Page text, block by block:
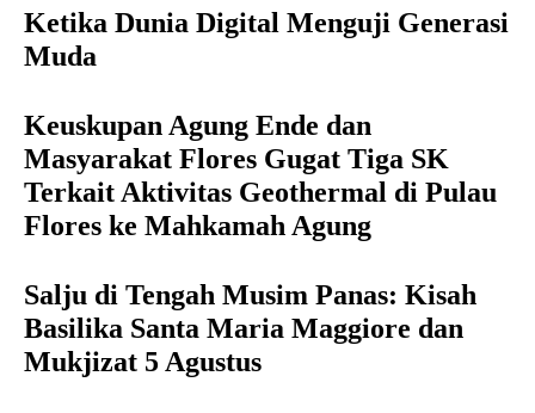
Ketika Dunia Digital Menguji Generasi
Muda
Keuskupan Agung Ende dan
Masyarakat Flores Gugat Tiga SK
Terkait Aktivitas Geothermal di Pulau
Flores ke Mahkamah Agung
Salju di Tengah Musim Panas: Kisah
Basilika Santa Maria Maggiore dan
Mukjizat 5 Agustus